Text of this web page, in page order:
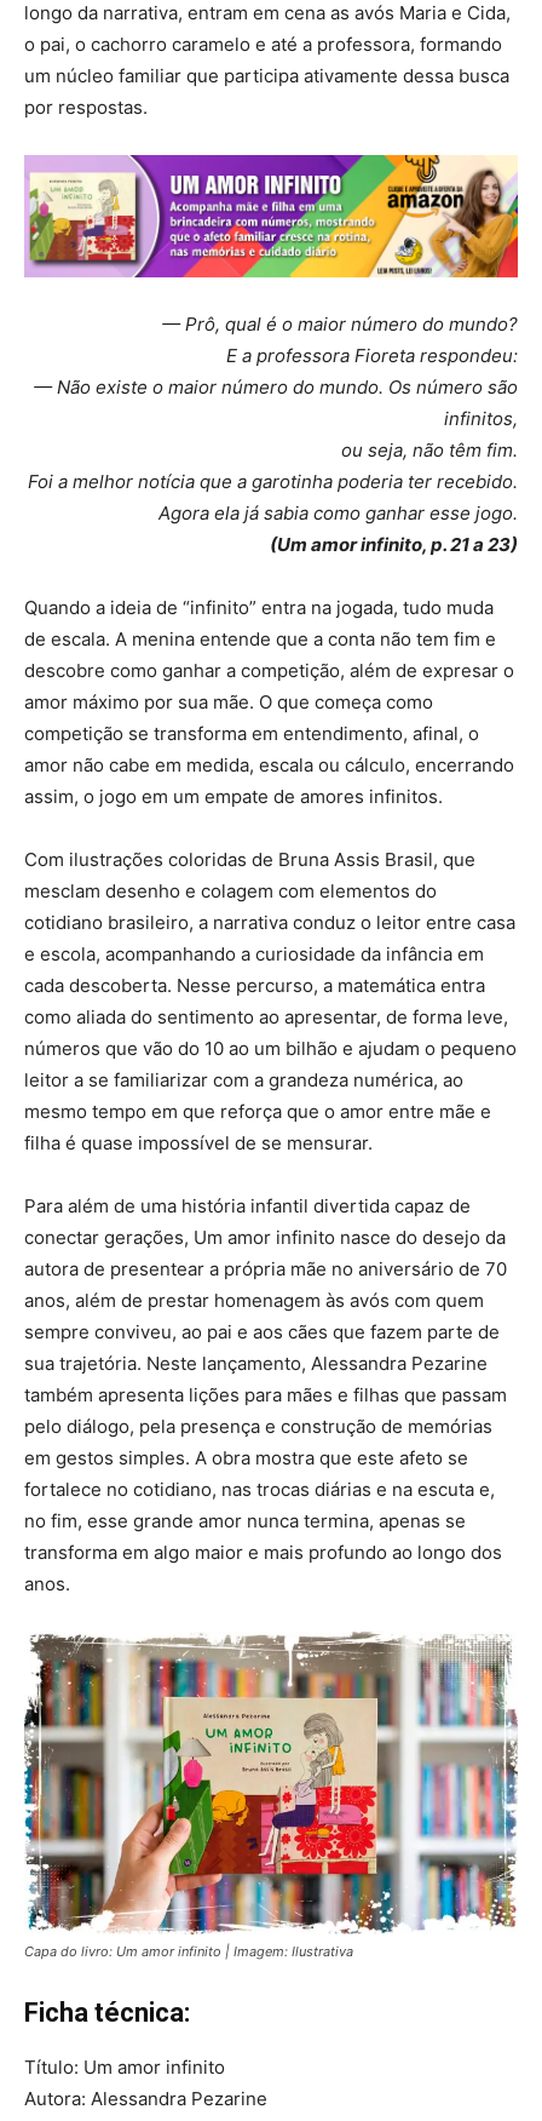
longo da narrativa, entram em cena as avós Maria e Cida,
o pai, o cachorro caramelo e até a professora, formando
um núcleo familiar que participa ativamente dessa busca
por respostas.
— Prô, qual é o maior número do mundo?
E a professora Fioreta respondeu:
— Não existe o maior número do mundo. Os número são
infinitos,
ou seja, não têm fim.
Foi a melhor notícia que a garotinha poderia ter recebido.
Agora ela já sabia como ganhar esse jogo.
(Um amor infinito, p. 21 a 23)
Quando a ideia de “infinito” entra na jogada, tudo muda
de escala. A menina entende que a conta não tem fim e
descobre como ganhar a competição, além de expresar o
amor máximo por sua mãe. O que começa como
competição se transforma em entendimento, afinal, o
amor não cabe em medida, escala ou cálculo, encerrando
assim, o jogo em um empate de amores infinitos.
Com ilustrações coloridas de Bruna Assis Brasil, que
mesclam desenho e colagem com elementos do
cotidiano brasileiro, a narrativa conduz o leitor entre casa
e escola, acompanhando a curiosidade da infância em
cada descoberta. Nesse percurso, a matemática entra
como aliada do sentimento ao apresentar, de forma leve,
números que vão do 10 ao um bilhão e ajudam o pequeno
leitor a se familiarizar com a grandeza numérica, ao
mesmo tempo em que reforça que o amor entre mãe e
filha é quase impossível de se mensurar.
Para além de uma história infantil divertida capaz de
conectar gerações, Um amor infinito nasce do desejo da
autora de presentear a própria mãe no aniversário de 70
anos, além de prestar homenagem às avós com quem
sempre conviveu, ao pai e aos cães que fazem parte de
sua trajetória. Neste lançamento, Alessandra Pezarine
também apresenta lições para mães e filhas que passam
pelo diálogo, pela presença e construção de memórias
em gestos simples. A obra mostra que este afeto se
fortalece no cotidiano, nas trocas diárias e na escuta e,
no fim, esse grande amor nunca termina, apenas se
transforma em algo maior e mais profundo ao longo dos
anos.
Capa do livro: Um amor infinito | Imagem: Ilustrativa
Ficha técnica:
Título: Um amor infinito
Autora: Alessandra Pezarine